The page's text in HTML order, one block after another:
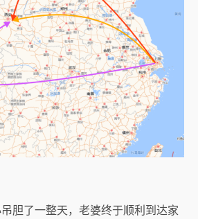
胆了一整天，老婆终于顺利到达家